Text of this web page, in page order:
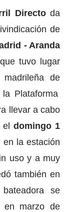
Directoda
de
- Aranda
tuvo lugar
de
Plataforma
llevar a cabo
el domingo 1
en la estación
uso y a muy
también en
se
en marzo de